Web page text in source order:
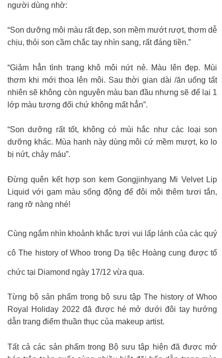
người dùng nhờ:
“Son dưỡng môi màu rất đẹp, son mềm mướt rượt, thơm dễ
chịu, thỏi son cầm chắc tay nhìn sang, rất đáng tiền.”
“Giảm hẳn tình trạng khô môi nứt nẻ. Màu lên đẹp. Mùi
thơm khi mới thoa lên môi. Sau thời gian dài /ăn uống tất
nhiên sẽ không còn nguyên màu ban đầu nhưng sẽ để lại 1
lớp màu tương đối chứ không mất hẳn”.
“Son dưỡng rất tốt, không có mùi hắc như các loại son
dưỡng khác. Mùa hanh này dùng môi cứ mềm mượt, ko lo
bị nứt, chảy máu”.
Đừng quên kết hợp son kem Gongjinhyang Mi Velvet Lip
Liquid với gam màu sống động để đôi môi thêm tươi tắn,
rạng rỡ nàng nhé!
Cùng ngắm nhìn khoảnh khắc tươi vui lấp lánh của các quý
cô The history of Whoo trong Dạ tiệc Hoàng cung được tổ
chức tại Diamond ngày 17/12 vừa qua.
Từng bộ sản phẩm trong bộ sưu tập The history of Whoo
Royal Holiday 2022 đã được hé mở dưới đôi tay hướng
dẫn trang điểm thuần thục của makeup artist.
Tất cả các sản phẩm trong Bộ sưu tập hiện đã được mở